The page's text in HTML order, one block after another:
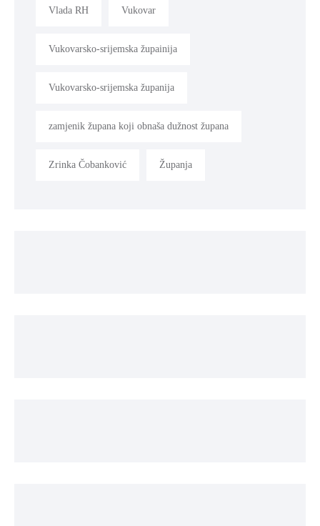
Vlada RH Vukovar
Vukovarsko-srijemska župainija
Vukovarsko-srijemska županija
zamjenik župana koji obnaša dužnost župana
Zrinka Čobanković Županja